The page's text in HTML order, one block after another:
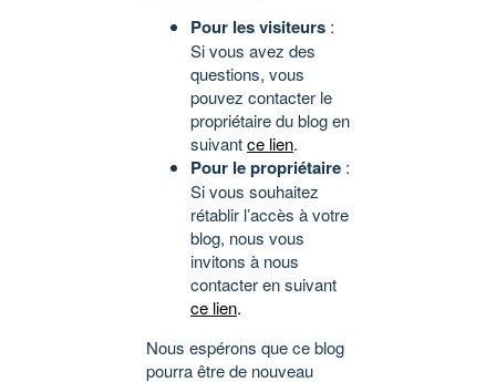
Pour les visiteurs :
Si vous avez des
questions, vous
pouvez contacter le
propriétaire du blog en
suivantce lien.
Pour le propriétaire :
Si vous souhaitez
rétablir l’accès à votre
blog, nous vous
invitons à nous
contacter en suivant
ce lien.
Nous espérons que ce blog
pourra être de nouveau